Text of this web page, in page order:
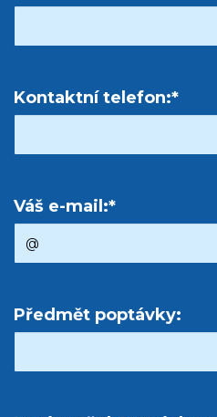
Kontaktní telefon:*
Váš e-mail:*
Předmět poptávky: